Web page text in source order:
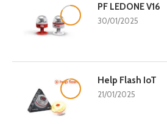
PF LEDONE V16
30/01/2025
Help Flash IoT
21/01/2025